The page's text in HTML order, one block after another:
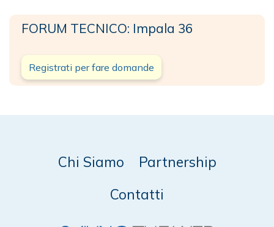
FORUM TECNICO: Impala 36
Registrati per fare domande
Chi Siamo
Partnership
Contatti